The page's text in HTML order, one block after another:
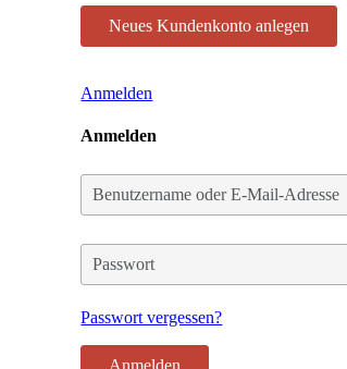
Anmelden
Anmelden
Benutzername
oder
E-
Adresse
Passwort
Passwort vergessen?